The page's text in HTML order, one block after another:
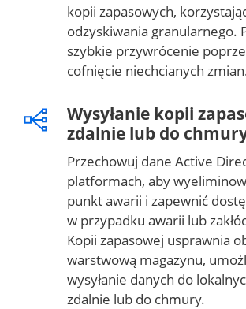
kopii zapasowych,
odzyskiwania granularnego.
szybkie przywrócenie
cofnięcie niechcianych
Wysyłanie kopii
zdalnie lub do
Przechowuj dane Active
platformach, aby
punkt awarii i zapewnić
w przypadku awarii lub
Kopii zapasowej usprawnia
warstwową magazynu,
wysyłanie danych do
zdalnie lub do chmury.